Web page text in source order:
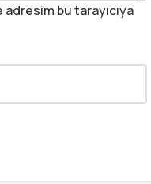
bu tarayıcıya